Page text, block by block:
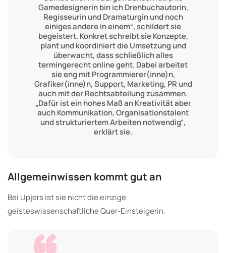
Gamedesignerin bin ich Drehbuchautorin,
Regisseurin und Dramaturgin und noch
einiges andere in einem“, schildert sie
begeistert. Konkret schreibt sie Konzepte,
plant und koordiniert die Umsetzung und
überwacht, dass schließlich alles
termingerecht online geht. Dabei arbeitet
sie eng mit Programmierer(inne)n,
Grafiker(inne)n, Support, Marketing, PR und
auch mit der Rechtsabteilung zusammen.
„Dafür ist ein hohes Maß an Kreativität aber
auch Kommunikation, Organisationstalent
und strukturiertem Arbeiten notwendig“,
erklärt sie.
Allgemeinwissen kommt gut an
Bei Upjers ist sie nicht die einzige
geisteswissenschaftliche Quer-Einsteigerin.